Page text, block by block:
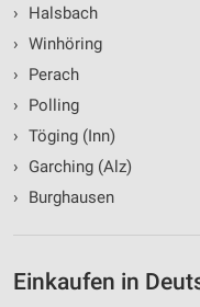
›
Halsbach
› Winhöring
›
Perach
›
Polling
› Töging (Inn)
›
Garching (Alz)
›
Burghausen
Einkaufen in